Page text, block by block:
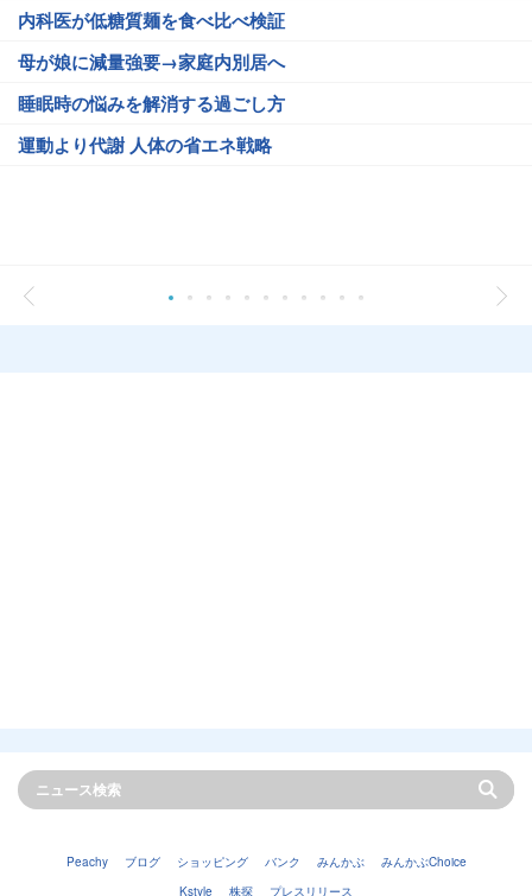
内科医が低糖質麺を食べ比べ検証
母が娘に減量強要→家庭内別居へ
睡眠時の悩みを解消する過ごし方
運動より代謝 人体の省エネ戦略
Peachy ブログ ショッピング バンク みんかぶ
みんかぶChoice
Kstyle
株探 プレスリリース